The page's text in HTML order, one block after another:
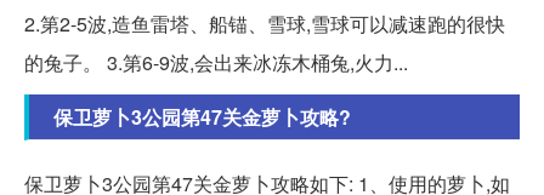
2.第2-5波,造鱼雷塔、船锚、雪球,雪球可以减速跑的很快
的兔子。 3.第6-9波,会出来冰冻木桶兔,火力...
保卫萝卜3公园第47关金萝卜攻略?
保卫萝卜3公园第47关金萝卜攻略如下: 1、使用的萝卜,如